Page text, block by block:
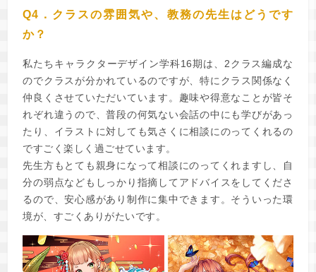
Q4．クラスの雰囲気や、教務の先生はどうです
か？
私たちキャラクターデザイン学科16期は、2クラス編成な
のでクラスが分かれているのですが、特にクラス関係なく
仲良くさせていただいています。趣味や得意なことが皆そ
れぞれ違うので、普段の何気ない会話の中にも学びがあっ
たり、イラストに対しても気さくに相談にのってくれるの
ですごく楽しく過ごせています。
先生方もとても親身になって相談にのってくれますし、自
分の弱点などもしっかり指摘してアドバイスをしてくださ
るので、安心感があり制作に集中できます。そういった環
境が、すごくありがたいです。